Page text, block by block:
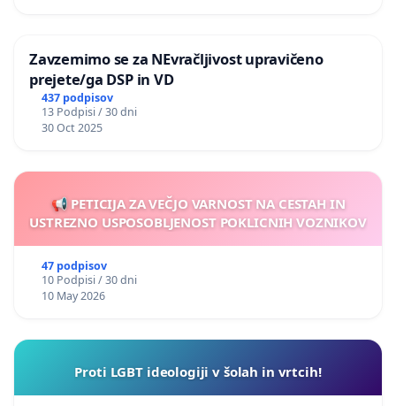
Zavzemimo se za NEvračljivost upravičeno
prejete/ga DSP in VD
437 podpisov
13 Podpisi / 30 dni
30 Oct 2025
📢 PETICIJA ZA VEČJO VARNOST NA CESTAH IN
USTREZNO USPOSOBLJENOST POKLICNIH VOZNIKOV
47 podpisov
10 Podpisi / 30 dni
10 May 2026
Proti LGBT ideologiji v šolah in vrtcih!